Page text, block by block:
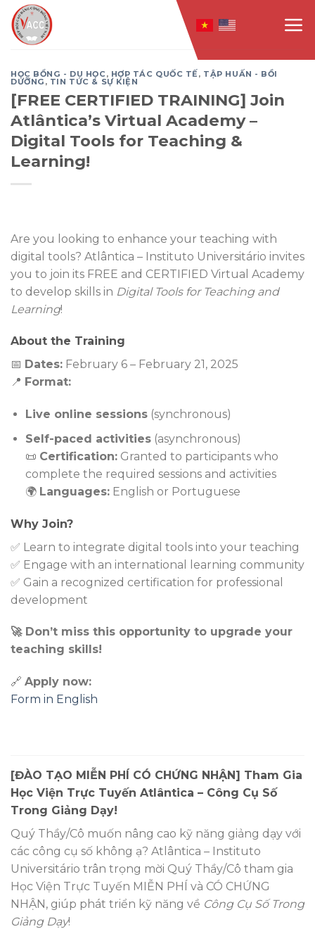
Skip
to
content
HỌC BỔNG - DU HỌC, HỢP TÁC QUỐC TẾ , TẬP HUẤN - BỒI
DƯỠNG , TIN TỨC & SỰ KIỆN
[FREE CERTIFIED TRAINING] Join
Atlântica’s Virtual Academy –
Digital Tools for Teaching &
Learning!
Are you looking to enhance your teaching with
digital tools? Atlântica – Instituto Universitário invites
you to join its FREE and CERTIFIED Virtual Academy
to develop skills in Digital Tools for Teaching and
Learning!
About the Training
📅 Dates: February 6 – February 21, 2025
📍 Format:
Live online sessions(synchronous)
Self-paced activities(asynchronous)
📜 Certification:Granted to participants who
complete the required sessions and activities
🌍 Languages:English or Portuguese
Why Join?
✅ Learn to integrate digital tools into your teaching
✅ Engage with an international learning community
✅ Gain a recognized certification for professional
development
🚀 Don’t miss this opportunity to upgrade your
teaching skills!
🔗 Apply now:
Form in English
[ĐÀO TẠO MIỄN PHÍ CÓ CHỨNG NHẬN] Tham Gia
Học Viện Trực Tuyến Atlântica – Công Cụ Số
Trong Giảng Dạy!
Quý Thầy/Cô muốn nâng cao kỹ năng giảng dạy với
các công cụ số không ạ? Atlântica – Instituto
Universitário trân trọng mời Quý Thầy/Cô tham gia
Học Viện Trực Tuyến MIỄN PHÍ và CÓ CHỨNG
NHẬN, giúp phát triển kỹ năng về Công Cụ Số Trong
Giảng Dạy!